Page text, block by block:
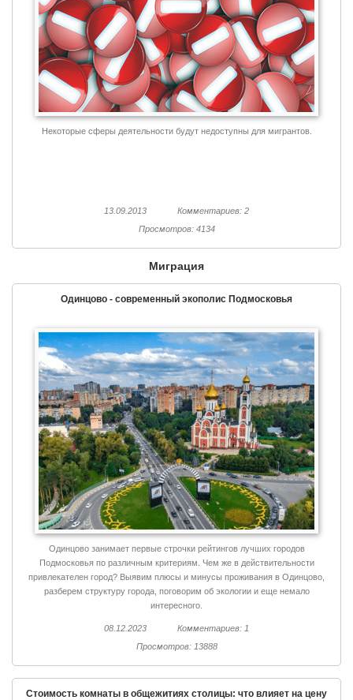
Некоторые сферы деятельности будут недоступны для мигрантов.
13.09.2013
Комментариев: 2
Просмотров: 4134
Миграция
Одинцово - современный экополис Подмосковья
Одинцово занимает первые строчки рейтингов лучших городов
Подмосковья по различным критериям. Чем же в действительности
привлекателен город? Выявим плюсы и минусы проживания в Одинцово,
разберем структуру города, поговорим об экологии и еще немало
интересного.
08.12.2023
Комментариев: 1
Просмотров: 13888
Стоимость комнаты в общежитиях столицы: что влияет на цену